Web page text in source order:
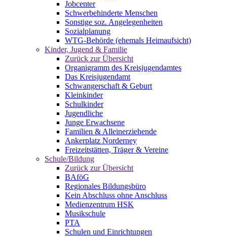
Jobcenter
Schwerbehinderte Menschen
Sonstige soz. Angelegenheiten
Sozialplanung
WTG-Behörde (ehemals Heimaufsicht)
Kinder, Jugend & Familie
Zurück zur Übersicht
Organigramm des Kreisjugendamtes
Das Kreisjugendamt
Schwangerschaft & Geburt
Kleinkinder
Schulkinder
Jugendliche
Junge Erwachsene
Familien & Alleinerziehende
Ankerplatz Norderney
Freizeitstätten, Träger & Vereine
Schule/Bildung
Zurück zur Übersicht
BAföG
Regionales Bildungsbüro
Kein Abschluss ohne Anschluss
Medienzentrum HSK
Musikschule
PTA
Schulen und Einrichtungen